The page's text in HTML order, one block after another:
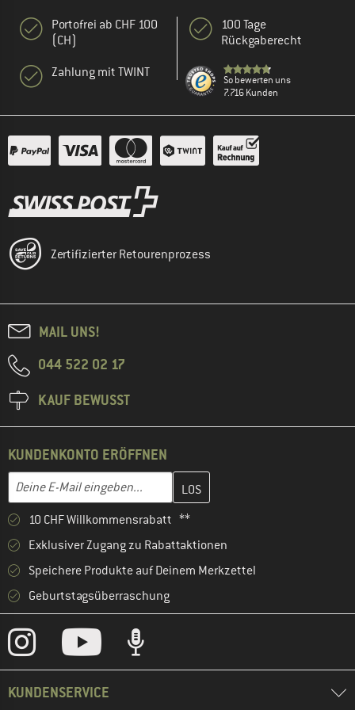
Portofrei ab CHF 100
(CH)
Zahlung mit TWINT
100 Tage
Rückgaberecht
So bewerten uns
7.716 Kunden
Zertifizierter Retourenprozess
MAIL UNS!
044 522 02 17
KAUF BEWUSST
KUNDENKONTO ERÖFFNEN
E-Mail-Adresse
Gib hier deine E-Mail-Adresse ein und erstelle im nächsten
10 CHF Willkommensrabatt **
Exklusiver Zugang zu Rabattaktionen
Speichere Produkte auf Deinem Merkzettel
Geburtstagsüberraschung
KUNDENSERVICE